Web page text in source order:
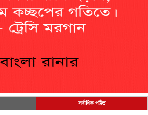
সর্বাধিক পঠিত